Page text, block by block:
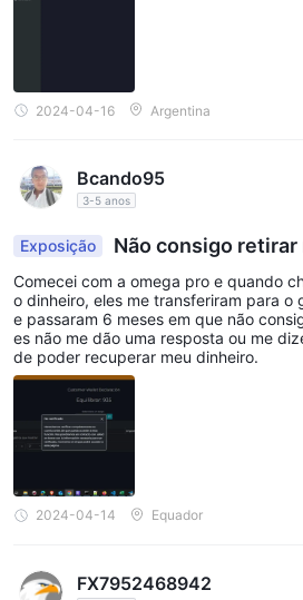
2024-04-16 Argentina
Bcando95
3-5 anos
Exposição
Não consigo
da plataforma
Comecei com a omega pro e quando
o dinheiro, eles me transferiram para o
e passaram 6 meses em que não
es não me dão uma resposta ou me
de poder recuperar meu dinheiro.
2024-04-14 Equador
FX7952468942